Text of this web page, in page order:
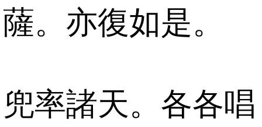
薩。亦復如是。
兜率諸天。各各唱